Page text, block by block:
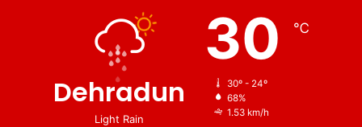
Dehradun
Light Rain
30 ℃
30º - 24º
68%
1.53 km/h